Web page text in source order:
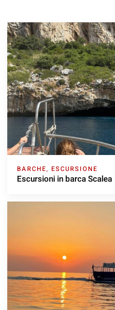
BARCHE, ESCURSIONE
Escursioni in barca Scalea